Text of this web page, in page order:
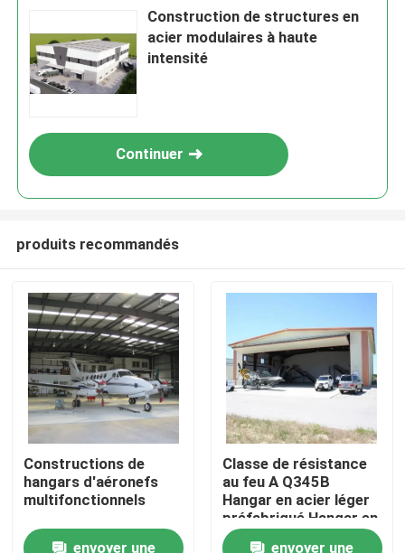
À la maison
Produits
À propos de nous
Construction de structures en
acier modulaires à haute
intensité
Continuer
produits recommandés
Constructions de
hangars d'aéronefs
multifonctionnels
envoyer une
Classe de résistance
au feu A Q345B
Hangar en acier léger
préfabriqué Hangar en
acier de charpente
envoyer une